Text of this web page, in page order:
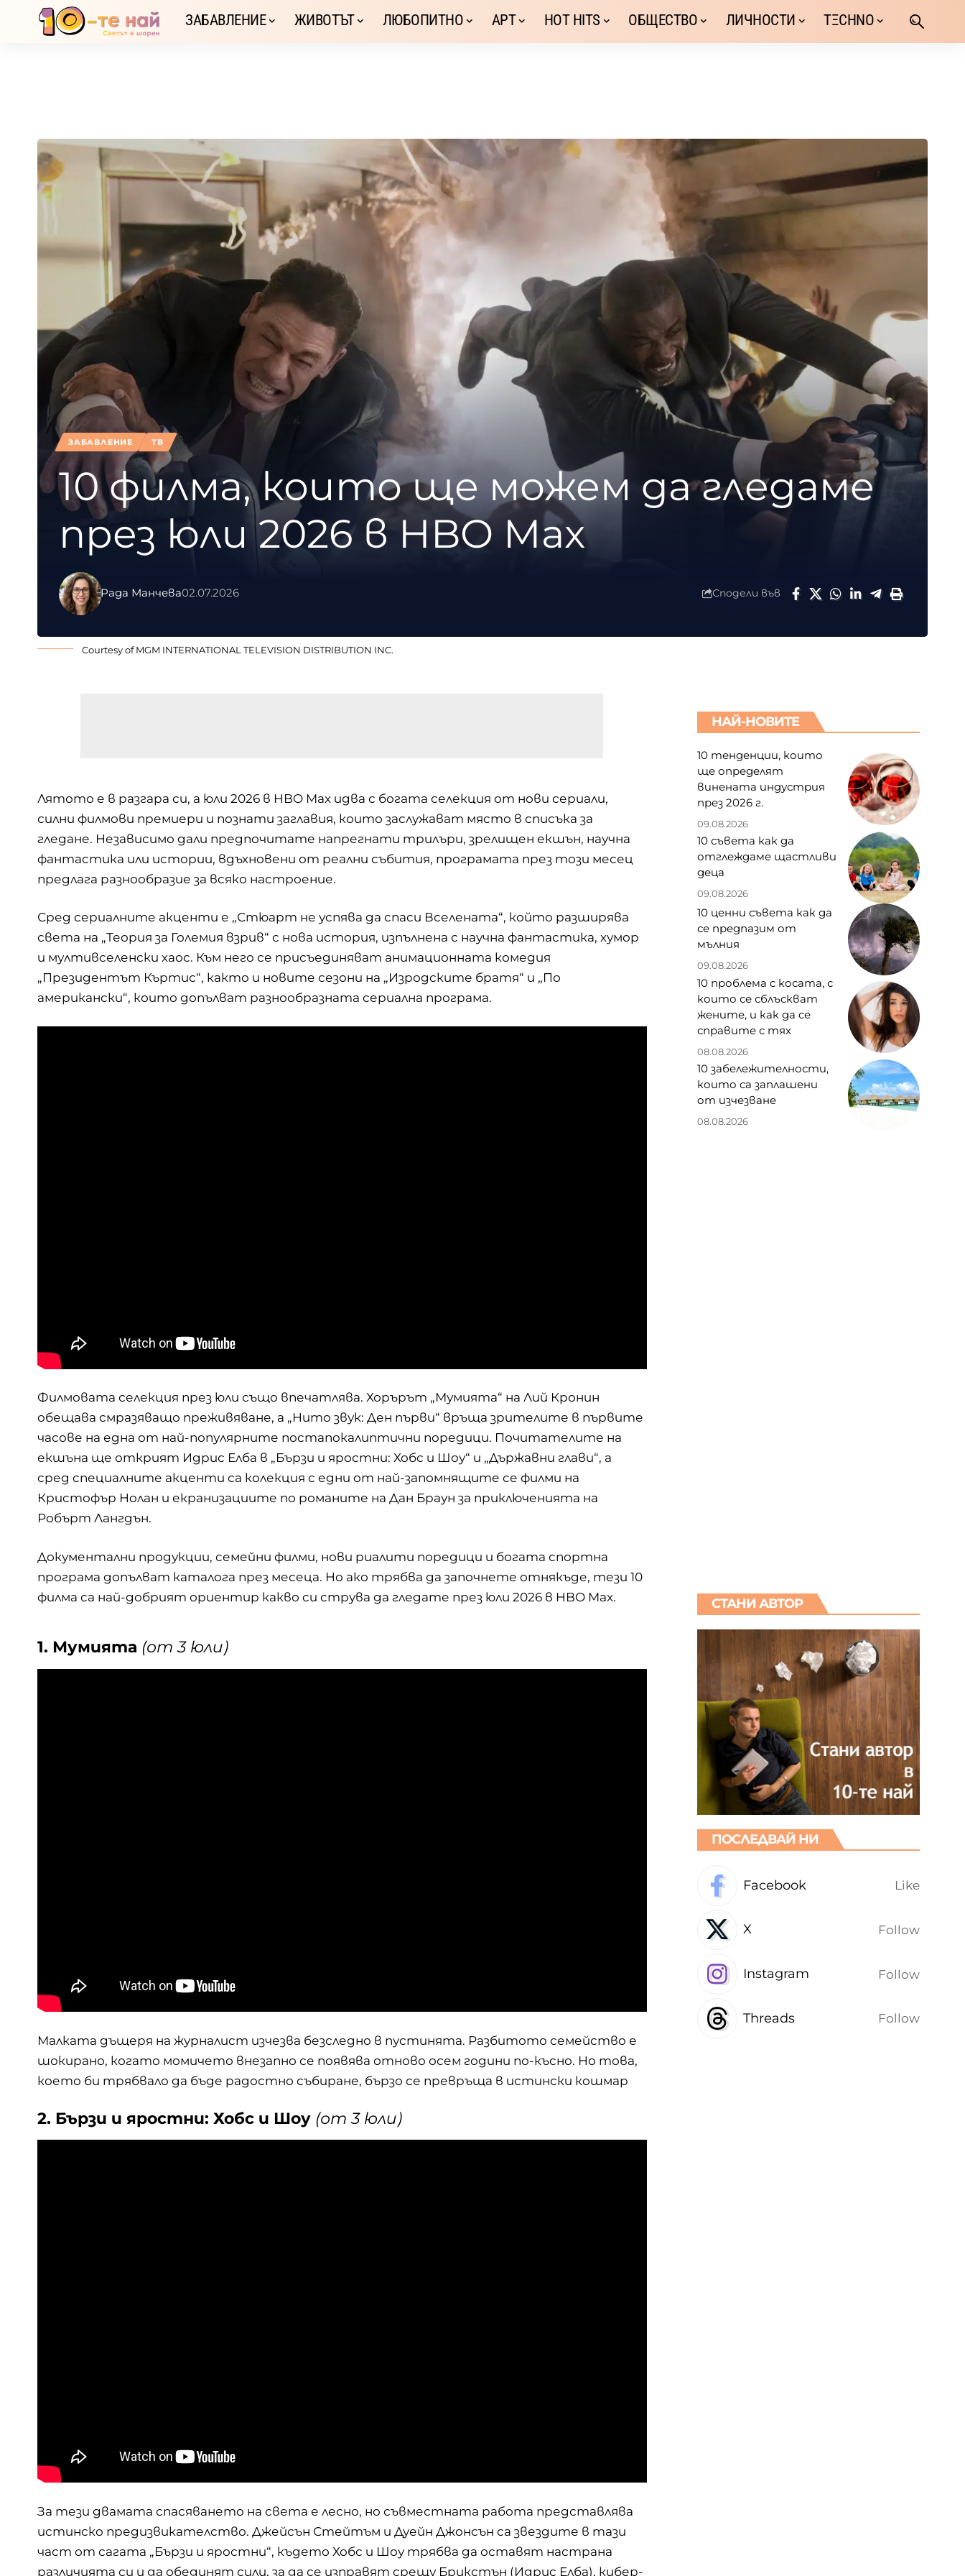
ЗАБАВЛЕНИЕ ЖИВОТЪТ ЛЮБОПИТНО АРТ HOT HITS ОБЩЕСТВО ЛИЧНОСТИ TΞCHNO
ЗАБАВЛЕНИЕ ТВ
10 филма, които ще можем да гледаме
през юли 2026 в HBO Max
Рада Манчева02.07.2026 Сподели във
Courtesy of MGM INTERNATIONAL TELEVISION DISTRIBUTION INC.
Лятото е в разгара си, а юли 2026 в HBO Max идва с богата селекция от нови сериали,
силни филмови премиери и познати заглавия, които заслужават място в списъка за
гледане. Независимо дали предпочитате напрегнати трилъри, зрелищен екшън, научна
фантастика или истории, вдъхновени от реални събития, програмата през този месец
предлага разнообразие за всяко настроение.
Сред сериалните акценти е „Стюарт не успява да спаси Вселената“, който разширява
света на „Теория за Големия взрив“ с нова история, изпълнена с научна фантастика, хумор
и мултивселенски хаос. Към него се присъединяват анимационната комедия
„Президентът Къртис“, както и новите сезони на „Изродските братя“ и „По
американски“, които допълват разнообразната сериална програма.
Филмовата селекция през юли също впечатлява. Хорърът „Мумията“ на Лий Кронин
обещава смразяващо преживяване, а „Нито звук: Ден първи“ връща зрителите в първите
часове на една от най-популярните постапокалиптични поредици. Почитателите на
екшъна ще открият Идрис Елба в „Бързи и яростни: Хобс и Шоу“ и „Държавни глави“, а
сред специалните акценти са колекция с едни от най-запомнящите се филми на
Кристофър Нолан и екранизациите по романите на Дан Браун за приключенията на
Робърт Лангдън.
Документални продукции, семейни филми, нови риалити поредици и богата спортна
програма допълват каталога през месеца. Но ако трябва да започнете отнякъде, тези 10
филма са най-добрият ориентир какво си струва да гледате през юли 2026 в HBO Max.
1. Мумията (от 3 юли)
Малката дъщеря на журналист изчезва безследно в пустинята. Разбитото семейство е
шокирано, когато момичето внезапно се появява отново осем години по-късно. Но това,
което би трябвало да бъде радостно събиране, бързо се превръща в истински кошмар
2. Бързи и яростни: Хобс и Шоу (от 3 юли)
За тези двамата спасяването на света е лесно, но съвместната работа представлява
истинско предизвикателство. Джейсън Стейтъм и Дуейн Джонсън са звездите в тази
част от сагата „Бързи и яростни“, където Хобс и Шоу трябва да оставят настрана
различията си и да обединят сили, за да се изправят срещу Брикстън (Идрис Елба), кибер-
НАЙ-НОВИТЕ
10 тенденции, които
ще определят
винената индустрия
през 2026 г.
09.08.2026
10 съвета как да
отглеждаме щастливи
деца
09.08.2026
10 ценни съвета как да
се предпазим от
мълния
09.08.2026
10 проблема с косата, с
които се сблъскват
жените, и как да се
справите с тях
08.08.2026
10 забележителности,
които са заплашени
от изчезване
08.08.2026
СТАНИ АВТОР
ПОСЛЕДВАЙ НИ
Facebook Like
X Follow
Instagram Follow
Threads Follow